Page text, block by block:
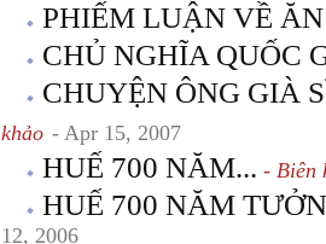
PHIẾM LUẬN VỀ
CHỦ NGHĨA QUỐC
CHUYỆN ÔNG GIÀ
khảo - Apr 15, 2007
HUẾ 700 NĂM... - Biên
HUẾ 700 NĂM
12, 2006